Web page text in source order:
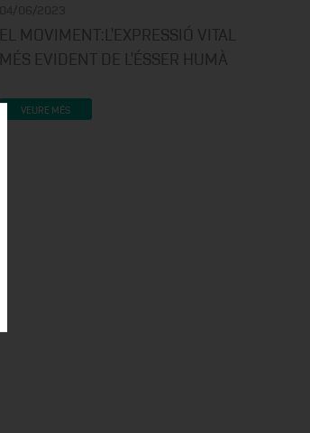
EL MOVIMENT:L'EXPRESSIÓ VITAL
MÉS EVIDENT DE L'ÉSSER HUMÀ
VEURE MÉS